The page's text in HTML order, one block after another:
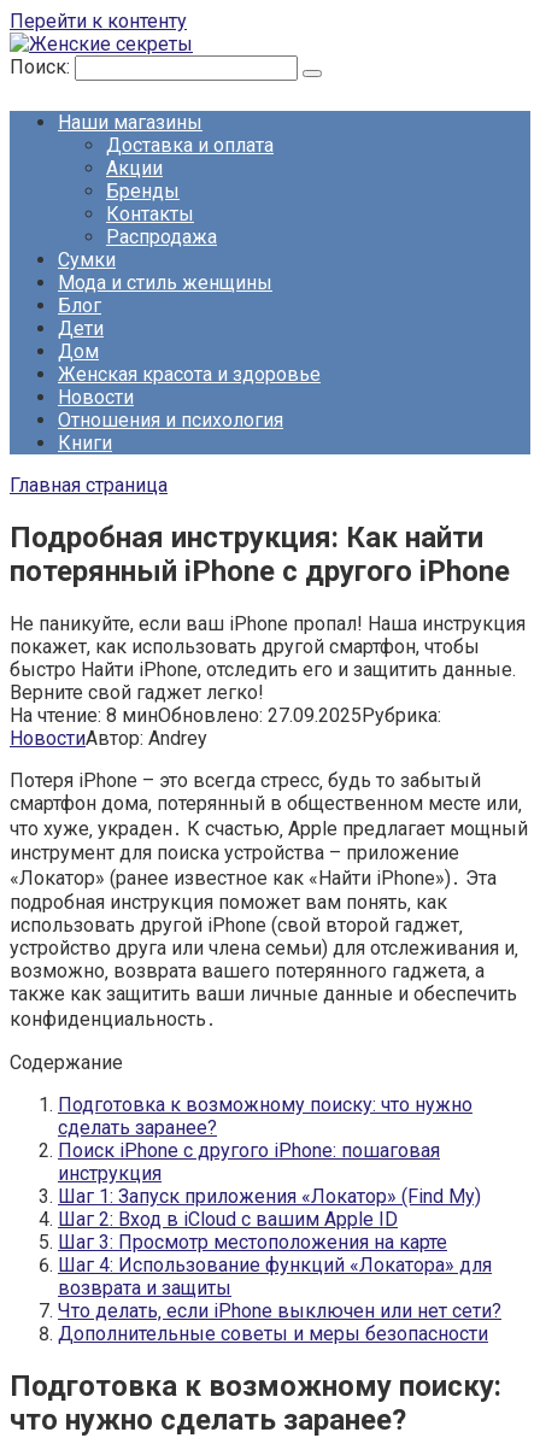
Перейти к контенту
Поиск:
Наши магазины
Доставка и оплата
Акции
Бренды
Контакты
Распродажа
Сумки
Мода и стиль женщины
Блог
Дети
Дом
Женская красота и здоровье
Новости
Отношения и психология
Книги
Главная страница
Подробная инструкция: Как найти
потерянный iPhone с другого iPhone
Не паникуйте, если ваш iPhone пропал! Наша инструкция
покажет, как использовать другой смартфон, чтобы
быстро Найти iPhone, отследить его и защитить данные.
Верните свой гаджет легко!
На чтение: 8 минОбновлено: 27.09.2025Рубрика:
НовостиАвтор: Andrey
Потеря iPhone – это всегда стресс‚ будь то забытый
смартфон дома‚ потерянный в общественном месте или‚
что хуже‚ украден․ К счастью‚ Apple предлагает мощный
инструмент для поиска устройства – приложение
«Локатор» (ранее известное как «Найти iPhone»)․ Эта
подробная инструкция поможет вам понять‚ как
использовать другой iPhone (свой второй гаджет‚
устройство друга или члена семьи) для отслеживания и‚
возможно‚ возврата вашего потерянного гаджета‚ а
также как защитить ваши личные данные и обеспечить
конфиденциальность․
Содержание
Подготовка к возможному поиску: что нужно
сделать заранее?
Поиск iPhone с другого iPhone: пошаговая
инструкция
Шаг 1: Запуск приложения «Локатор» (Find My)
Шаг 2: Вход в iCloud с вашим Apple ID
Шаг 3: Просмотр местоположения на карте
Шаг 4: Использование функций «Локатора» для
возврата и защиты
Что делать‚ если iPhone выключен или нет сети?
Дополнительные советы и меры безопасности
Подготовка к возможному поиску:
что нужно сделать заранее?